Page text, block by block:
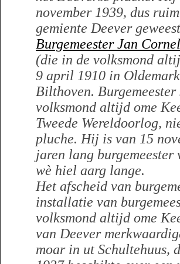
november 1939, dus
gemiente Deever
Burgemeester Jan
(die in de volksmond
9 april 1910 in
Bilthoven.
volksmond altijd ome
Tweede Wereldoorlog,
pluche. Hij is van 15
jaren lang burgemeester
wè hiel aarg lange.
Het afscheid van
installatie van
volksmond altijd ome
van Deever
moar in ut Schultehuus,